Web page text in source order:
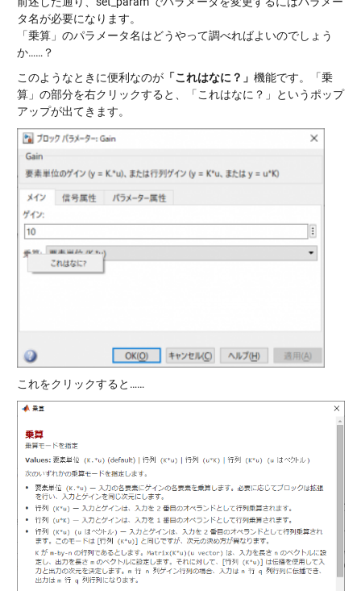
タ名が必要になります。
「乗算」のパラメータ名はどうやって調べればよいのでしょう
か……？
このようなときに便利なのが「これはなに？」 機能です。「乗
算」の部分を右クリックすると、「これはなに？」というポップ
アップが出てきます。
これをクリックすると……